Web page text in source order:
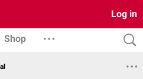
Log in
Shop